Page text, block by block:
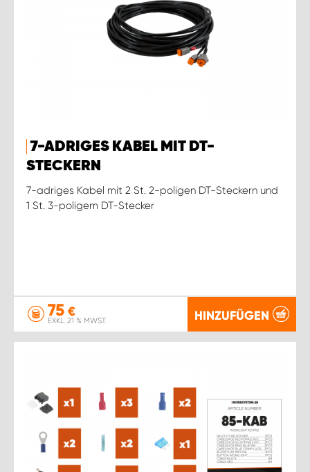
7-ADRIGES KABEL MIT DT-
STECKERN
7-adriges Kabel mit 2 St. 2-poligen DT-Steckern und
1 St. 3-poligem DT-Stecker
75 €
EXKL. 21 % MWST. HINZUFÜGEN